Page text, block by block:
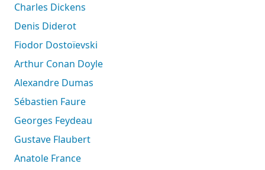
Charles Dickens
Denis Diderot
Fiodor Dostoïevski
Arthur Conan Doyle
Alexandre Dumas
Sébastien Faure
Georges Feydeau
Gustave Flaubert
Anatole France